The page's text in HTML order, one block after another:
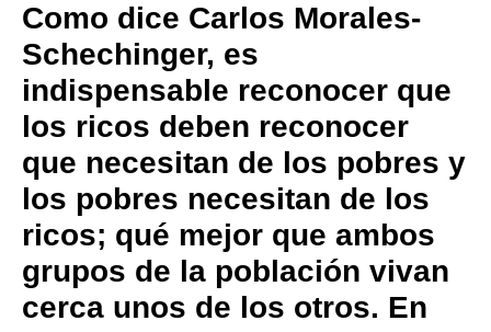
Como dice Carlos Morales-
Schechinger, es
indispensable reconocer que
los ricos deben reconocer
que necesitan de los pobres y
los pobres necesitan de los
ricos; qué mejor que ambos
grupos de la población vivan
cerca unos de los otros. En